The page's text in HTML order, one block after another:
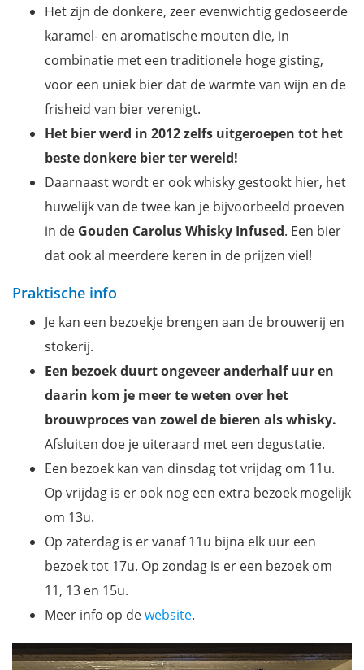
Hostel Wadi - Kasterlee
Download je gratis stadswandeling Antwerpen
Het zijn de donkere, zeer evenwichtig gedoseerde
karamel- en aromatische mouten die, in
combinatie met een traditionele hoge gisting,
voor een uniek bier dat de warmte van wijn en de
frisheid van bier verenigt.
Het bier werd in 2012 zelfs uitgeroepen tot het
beste donkere bier ter wereld!
Daarnaast wordt er ook whisky gestookt hier, het
huwelijk van de twee kan je bijvoorbeeld proeven
in de Gouden Carolus Whisky Infused. Een bier
dat ook al meerdere keren in de prijzen viel!
Praktische info
Je kan een bezoekje brengen aan de brouwerij en
stokerij.
Een bezoek duurt ongeveer anderhalf uur en
daarin kom je meer te weten over het
brouwproces van zowel de bieren als whisky.
Afsluiten doe je uiteraard met een degustatie.
Een bezoek kan van dinsdag tot vrijdag om 11u.
Op vrijdag is er ook nog een extra bezoek mogelijk
om 13u.
Op zaterdag is er vanaf 11u bijna elk uur een
bezoek tot 17u. Op zondag is er een bezoek om
11, 13 en 15u.
Meer info op dewebsite.